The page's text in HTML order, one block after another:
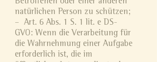
natürlichen Person zu schützen;
– Art. 6 Abs. 1 S. 1 lit. e DS-
GVO: Wenn die Verarbeitung für
die Wahrnehmung einer Aufgabe
erforderlich ist, die im